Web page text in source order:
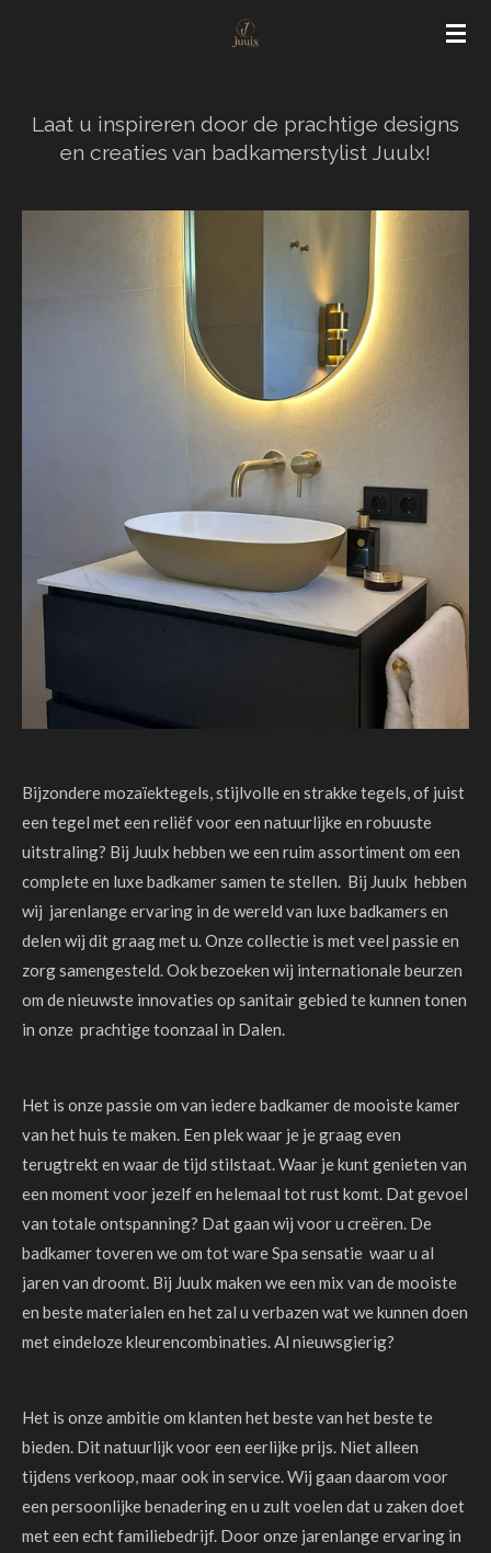
Laat u inspireren door de prachtige designs
en creaties van badkamerstylist Juulx!
Bijzondere mozaïektegels, stijlvolle en strakke tegels, of juist
een tegel met een reliëf voor een natuurlijke en robuuste
uitstraling? Bij Juulx hebben we een ruim assortiment om een
complete en luxe badkamer samen te stellen. Bij Juulx hebben
wij jarenlange ervaring in de wereld van luxe badkamers en
delen wij dit graag met u. Onze collectie is met veel passie en
zorg samengesteld. Ook bezoeken wij internationale beurzen
om de nieuwste innovaties op sanitair gebied te kunnen tonen
in onze prachtige toonzaal in Dalen.
Het is onze passie om van iedere badkamer de mooiste kamer
van het huis te maken. Een plek waar je je graag even
terugtrekt en waar de tijd stilstaat. Waar je kunt genieten van
een moment voor jezelf en helemaal tot rust komt. Dat gevoel
van totale ontspanning? Dat gaan wij voor u creëren. De
badkamer toveren we om tot ware Spa sensatie waar u al
jaren van droomt. Bij Juulx maken we een mix van de mooiste
en beste materialen en het zal u verbazen wat we kunnen doen
met eindeloze kleurencombinaties. Al nieuwsgierig?
Het is onze ambitie om klanten het beste van het beste te
bieden. Dit natuurlijk voor een eerlijke prijs. Niet alleen
tijdens verkoop, maar ook in service. Wij gaan daarom voor
een persoonlijke benadering en u zult voelen dat u zaken doet
met een echt familiebedrijf. Door onze jarenlange ervaring in